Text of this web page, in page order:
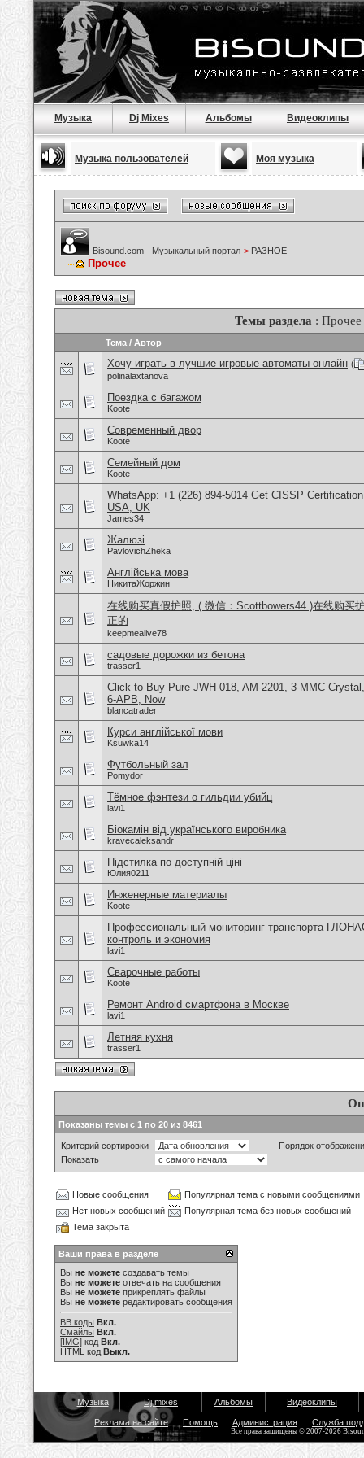
Музыка Dj Mixes Альбомы Видеоклипы
Музыка пользователей Моя музыка
Bisound.com - Музыкальный портал > РАЗНОЕ
Прочее
Темы раздела : Прочее
Тема / Автор
Хочу играть в лучшие игровые автоматы онлайн (
polinalaxtanova
Поездка с багажом
Koote
Современный двор
Koote
Семейный дом
Koote
WhatsApp: +1 (226) 894-5014​ Get CISSP
USA, UK
James34
Жалюзі
PavlovichZheka
Англійська мова
НикитаЖоржин
在线购买真假护照, ( 微信：Scottbowers44 )在线购买
正的
keepmealive78
садовые дорожки из бетона
trasser1
Click to Buy Pure JWH-018, AM-2201, 3-MMC
6-APB, Now
blancatrader
Курси англійської мови
Ksuwka14
Футбольный зал
Pomydor
Тёмное фэнтези о гильдии убийц
lavi1
Біокамін від українського виробника
kravecaleksandr
Підстилка по доступній ціні
Юлия0211
Инженерные материалы
Koote
Профессиональный мониторинг транспорта
контроль и экономия
lavi1
Сварочные работы
Koote
Ремонт Android смартфона в Москве
lavi1
Летняя кухня
trasser1
Показаны темы с 1 по 20 из 8461
Критерий сортировки
Порядок
Показать
Новые сообщения
Популярная тема с новыми сообщениями
Нет новых сообщений
Популярная тема без новых сообщений
Тема закрыта
Ваши права в разделе
Вы не можете создавать темы
Вы не можете отвечать на сообщения
Вы не можете прикреплять файлы
Вы не можете редактировать сообщения
BB коды Вкл.
Смайлы Вкл.
[IMG] код Вкл.
HTML код Выкл.
Музыка Dj mixes Альбомы Видеоклипы
Реклама на сайте Помощь Администрация Служба
Все права защищены © 2007-2026